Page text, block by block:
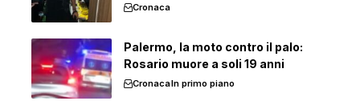
Cronaca
Palermo, la moto contro il palo:
Rosario muore a soli 19 anni
CronacaIn primo piano